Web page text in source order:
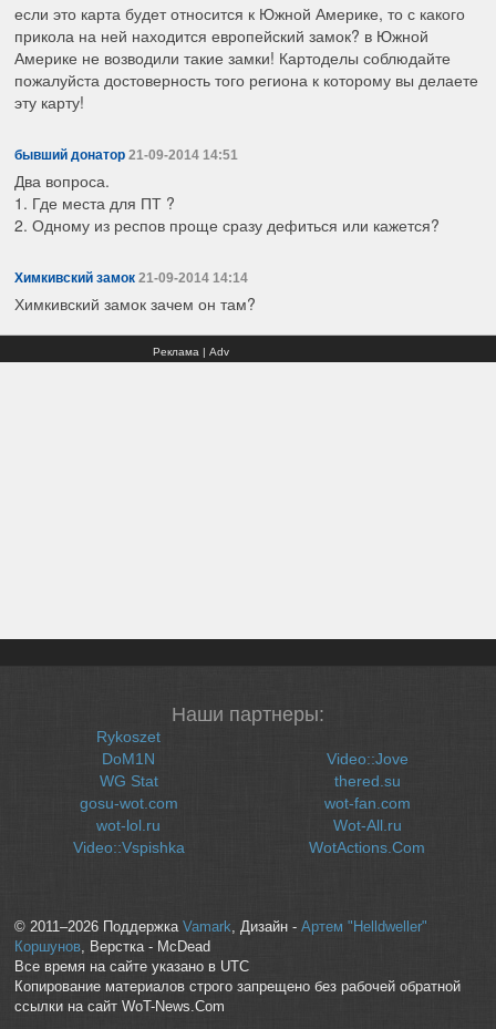
если это карта будет относится к Южной Америке, то с какого
прикола на ней находится европейский замок? в Южной
Америке не возводили такие замки! Картоделы соблюдайте
пожалуйста достоверность того региона к которому вы делаете
эту карту!
бывший донатор 21-09-2014 14:51
Два вопроса.
1. Где места для ПТ ?
2. Одному из респов проще сразу дефиться или кажется?
Химкивский замок 21-09-2014 14:14
Химкивский замок зачем он там?
Реклама | Adv
Наши партнеры:
Rykoszet
DoM1N
WG Stat
gosu-wot.com
wot-lol.ru
Video::Vspishka
Video::Jove
thered.su
wot-fan.com
Wot-All.ru
WotActions.Com
© 2011–2026 Поддержка Vamark, Дизайн - Артем "Helldweller"
Коршунов, Верстка - McDead
Все время на сайте указано в UTC
Копирование материалов строго запрещено без рабочей обратной
ссылки на сайт WoT-News.Com